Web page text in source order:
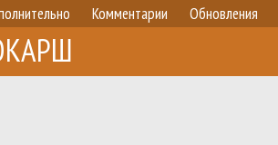
Комментарии Обновления